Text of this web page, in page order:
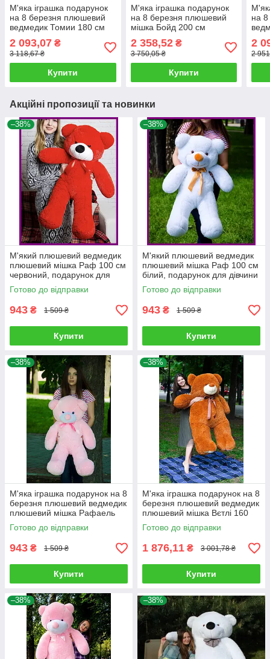
М'яка іграшка подарунок
на 8 березня плюшевий
ведмедик Томии 180 см
Шоколадний
2 093,07 ₴
3 118,67 ₴
Купити
М'яка іграшка подарунок
на 8 березня плюшевий
мішка Бойд 200 см
Шампань
2 358,52₴
3 750,05 ₴
Купити
на
2
2
Акційні пропозиції та новинки
–38%
М'який плюшевий ведмедик
плюшевий мішка Раф 100 см
червоний, подарунок для
дівчини на день народження
Готово до відправки
943 ₴ 1 509 ₴
Купити
–38%
М'який плюшевий ведмедик
плюшевий мішка Раф 100 см
білий, подарунок для дівчини
на день народження
Готово до відправки
943 ₴ 1 509 ₴
Купити
–38%
М'яка іграшка подарунок на 8
березня плюшевий ведмедик
плюшевий мішка Рафаель
100 см Рожевий
Готово до відправки
943 ₴ 1 509 ₴
Купити
–38%
М'яка іграшка подарунок на 8
березня плюшевий ведмедик
плюшевий мішка Вєтлі 160
см Карамельний
Готово до відправки
1 876,11 ₴ 3 001,78 ₴
Купити
–38% –38%